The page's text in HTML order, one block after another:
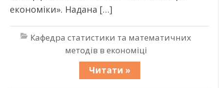
економіки». Надана […]
Кафедра статистики та математичних
методів в економіці
Читати »